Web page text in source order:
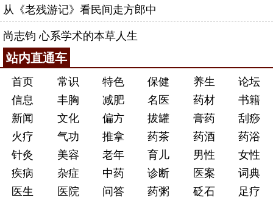
从《老残游记》看民间走方郎中
尚志钧 心系学术的本草人生
站内直通车
首页 常识 特色 保健 养生
论坛
信息
丰胸 减肥 名医 药材
书籍
新闻
文化 偏方 拔罐 膏药
刮痧
火疗
气功 推拿 药茶 药酒
药浴
针灸
美容 老年 育儿 男性
女性
疾病
杂症 中药 诊断 医案
词典
医生
医院 问答 药粥 砭石 足疗